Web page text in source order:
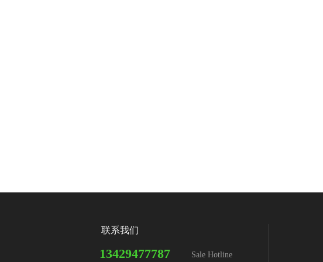
联系我们
13429477787 Sale Hotline